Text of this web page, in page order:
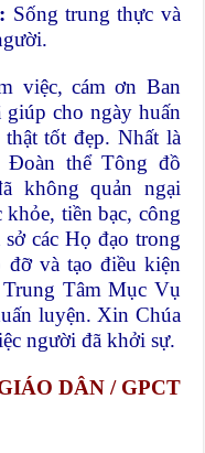
Sống trung thực và
việc, cám ơn Ban
giúp cho ngày huấn
tốt đẹp. Nhất là
Đoàn thể Tông đồ
không quản ngại
tiền bạc, công
các Họ đạo trong
đỡ và tạo điều kiện
Tâm Mục Vụ
luyện. Xin Chúa
người đã khởi sự.
DÂN / GPCT